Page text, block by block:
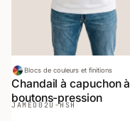
Blocs de couleurs et finitions
Chandail à capuchon à
boutons-pression
JAMEO02U-HSH